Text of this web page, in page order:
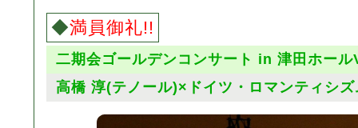
◆満員御礼!!
二期会ゴールデンコンサート in 津田ホー
高橋 淳(テノール)×ドイツ・ロマンティシ